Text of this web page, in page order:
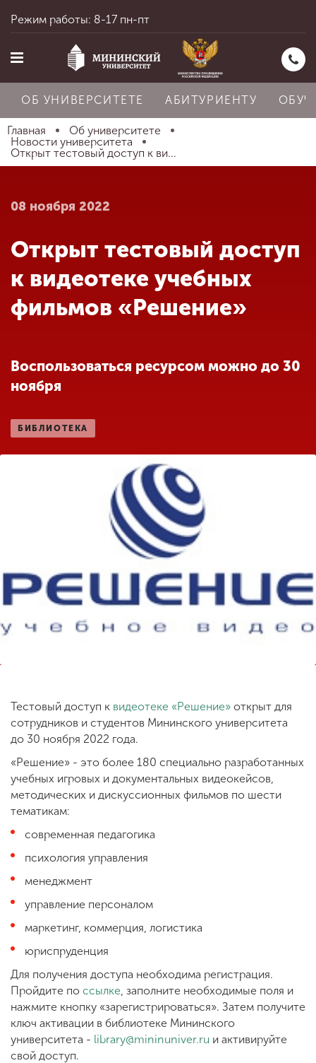
Главная
Абитуриенту
Обучение
Наука
Международная
деятельность
Другие виды
деятельности
Студенческая жизнь
Сведения об
образовательной
организации
Приемная
комиссия
+7 (831) 262-26-20
Режим работы: 8-17 пн-пт
ОБ УНИВЕРСИТЕТЕ АБИТУРИЕНТУ
Главная
Об университете
Новости университета
Открыт тестовый доступ к ви...
08 ноября 2022
Открыт тестовый доступ
к видеотеке учебных
фильмов «Решение»
Воспользоваться ресурсом можно до 30
ноября
БИБЛИОТЕКА
Тестовый доступ к видеотеке «Решение» открыт для
сотрудников и студентов Мининского университета
до 30 ноября 2022 года.
«Решение» - это более 180 специально разработанных
учебных игровых и документальных видеокейсов,
методических и дискуссионных фильмов по шести
тематикам:
современная педагогика
психология управления
менеджмент
управление персоналом
маркетинг, коммерция, логистика
юриспруденция
Для получения доступа необходима регистрация.
Пройдите по ссылке, заполните необходимые поля и
нажмите кнопку «зарегистрироваться». Затем получите
ключ активации в библиотеке Мининского
университета - library@mininuniver.ru и активируйте
свой доступ.